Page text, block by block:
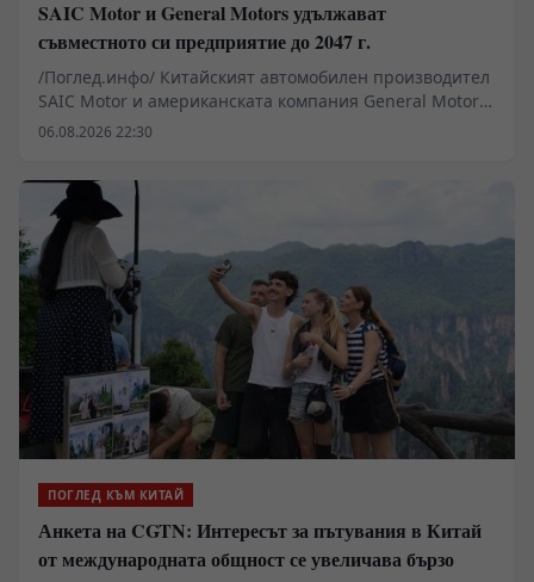
SAIC Motor и General Motors удължават
съвместното си предприятие до 2047 г.
/Поглед.инфо/ Китайският автомобилен производител
SAIC Motor и американската компания General Motors
(GM) подписаха споразумение за удължаване на
06.08.2026 22:30
ПОГЛЕД КЪМ КИТАЙ
Анкета на CGTN: Интересът за пътувания в Китай
от международната общност се увеличава бързо